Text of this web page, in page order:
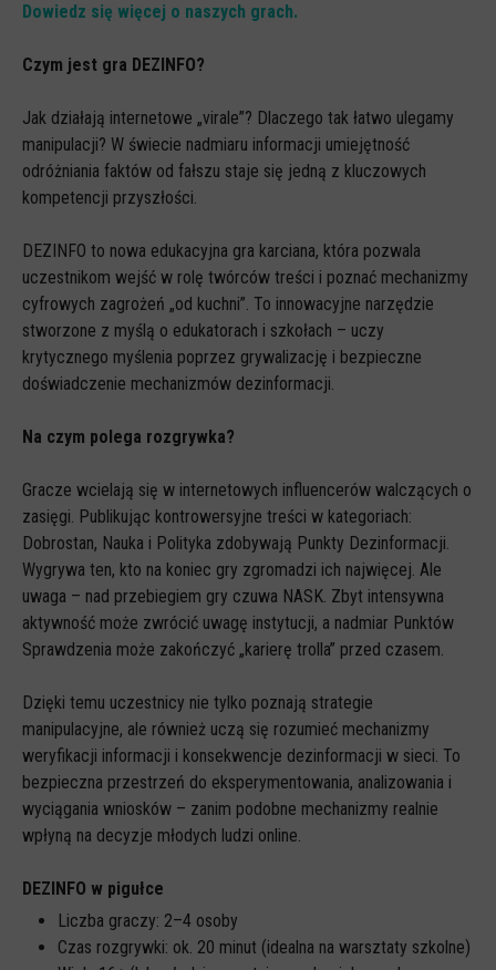
Dowiedz się więcej o naszych grach.
Czym jest gra DEZINFO?
Jak działają internetowe „virale”? Dlaczego tak łatwo ulegamy
manipulacji? W świecie nadmiaru informacji umiejętność
odróżniania faktów od fałszu staje się jedną z kluczowych
kompetencji przyszłości.
DEZINFO to nowa edukacyjna gra karciana, która pozwala
uczestnikom wejść w rolę twórców treści i poznać mechanizmy
cyfrowych zagrożeń „od kuchni”. To innowacyjne narzędzie
stworzone z myślą o edukatorach i szkołach – uczy
krytycznego myślenia poprzez grywalizację i bezpieczne
doświadczenie mechanizmów dezinformacji.
Na czym polega rozgrywka?
Gracze wcielają się w internetowych influencerów walczących o
zasięgi. Publikując kontrowersyjne treści w kategoriach:
Dobrostan, Nauka i Polityka zdobywają Punkty Dezinformacji.
Wygrywa ten, kto na koniec gry zgromadzi ich najwięcej. Ale
uwaga – nad przebiegiem gry czuwa NASK. Zbyt intensywna
aktywność może zwrócić uwagę instytucji, a nadmiar Punktów
Sprawdzenia może zakończyć „karierę trolla” przed czasem.
Dzięki temu uczestnicy nie tylko poznają strategie
manipulacyjne, ale również uczą się rozumieć mechanizmy
weryfikacji informacji i konsekwencje dezinformacji w sieci. To
bezpieczna przestrzeń do eksperymentowania, analizowania i
wyciągania wniosków – zanim podobne mechanizmy realnie
wpłyną na decyzje młodych ludzi online.
DEZINFO w pigułce
Liczba graczy: 2–4 osoby
Czas rozgrywki: ok. 20 minut (idealna na warsztaty szkolne)
Audiobooki
Infografiki
Gry
Nasze gry
Gra karciana o deinformacji "Dezinfo"
Gra planszowa o cyberhigienie "Digital Brainiacs"
Kalambury z cyberhigieny "Cybermaster"
Kontakt
Dołącz do newslettera